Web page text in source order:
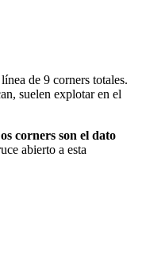
de 9 corners totales.
suelen explotar en el
corners son el dato
abierto a esta